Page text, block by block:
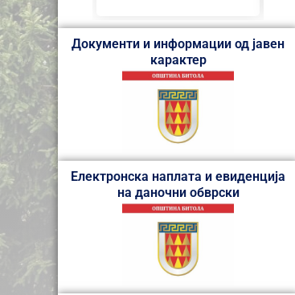
Документи и информации од јавен
карактер
Електронска наплата и евиденција
на даночни обврски